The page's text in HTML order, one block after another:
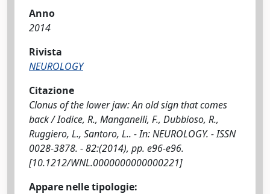
Anno
2014
Rivista
NEUROLOGY
Citazione
Clonus of the lower jaw: An old sign that comes
back / Iodice, R., Manganelli, F., Dubbioso, R.,
Ruggiero, L., Santoro, L.. - In: NEUROLOGY. - ISSN
0028-3878. - 82:(2014), pp. e96-e96.
[10.1212/WNL.0000000000000221]
Appare nelle tipologie: